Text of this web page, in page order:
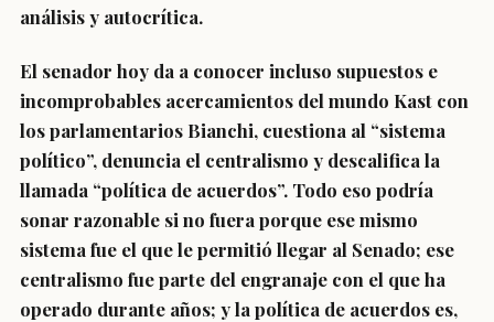
análisis y autocrítica.
El senador hoy da a conocer incluso supuestos e
incomprobables acercamientos del mundo Kast con
los parlamentarios Bianchi, cuestiona al “sistema
político”, denuncia el centralismo y descalifica la
llamada “política de acuerdos”. Todo eso podría
sonar razonable si no fuera porque ese mismo
sistema fue el que le permitió llegar al Senado; ese
centralismo fue parte del engranaje con el que ha
operado durante años; y la política de acuerdos es,